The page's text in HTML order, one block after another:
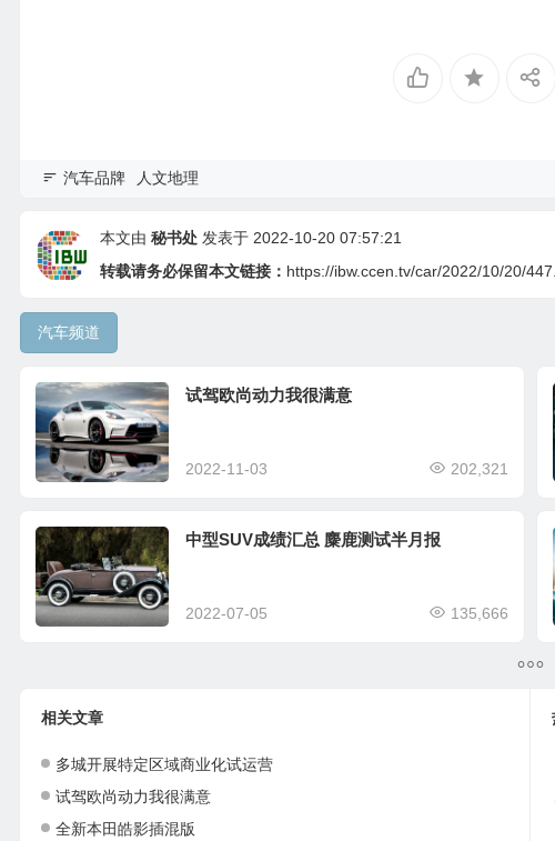
汽车品牌 人文地理
本文由 秘书处发表于 2022-10-20 07:57:21
转载请务必保留本文链接： https://ibw.ccen.tv/car/2022/10/20/
汽车频道
试驾欧尚动力我很满意
2022-11-03 202,321
中型SUV成绩汇总 麋鹿测试半月报
2022-07-05 135,666
相关文章
多城开展特定区域商业化试运营
试驾欧尚动力我很满意
全新本田皓影插混版